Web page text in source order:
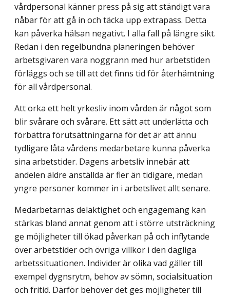
vårdpersonal känner press på sig att ständigt vara
nåbar för att gå in och täcka upp extrapass. Detta
kan påverka hälsan negativt. I alla fall på längre sikt.
Redan i den regelbundna planeringen behöver
arbetsgivaren vara noggrann med hur arbetstiden
förläggs och se till att det finns tid för återhämtning
för all vårdpersonal.
Att orka ett helt yrkesliv inom vården är något som
blir svårare och svårare. Ett sätt att underlätta och
förbättra förutsättningarna för det är att ännu
tydligare låta vårdens medarbetare kunna påverka
sina arbetstider. Dagens arbetsliv innebär att
andelen äldre anställda är fler än tidigare, medan
yngre personer kommer in i arbetslivet allt senare.
Medarbetarnas delaktighet och engagemang kan
stärkas bland annat genom att i större utsträckning
ge möjligheter till ökad påverkan på och inflytande
över arbetstider och övriga villkor i den dagliga
arbetssituationen. Individer är olika vad gäller till
exempel dygnsrytm, behov av sömn, socialsituation
och fritid. Därför behöver det ges möjligheter till